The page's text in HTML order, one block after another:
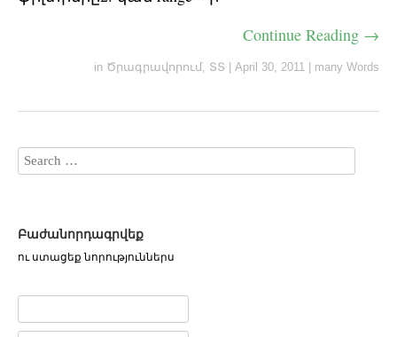
Continue Reading →
in Ծրագրավորում, ՏՏ April 30, 2011 many Words
Բաժանորդագրվեք
ու ստացեք նորություններս